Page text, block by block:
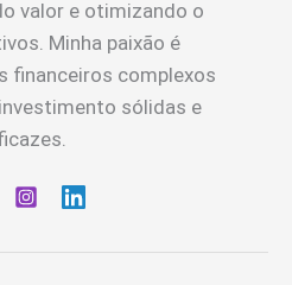
valor e otimizando o
Minha paixão é
financeiros complexos
sólidas e